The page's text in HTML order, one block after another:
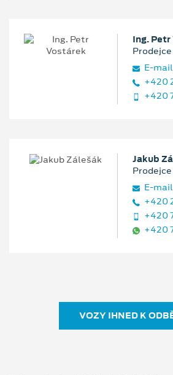
Ing.
E‑mail
+420
+420
Jakub
E‑mail
+420
+420
+420
VOZY IHNED K